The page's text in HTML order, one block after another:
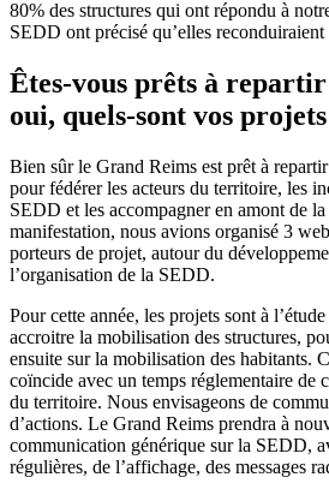
80% des structures qui ont répondu à
SEDD ont précisé qu’elles
Êtes-vous prêts à
oui, quels-sont vos
Bien sûr le Grand Reims est prêt à
pour fédérer les acteurs du territoire, les
SEDD et les accompagner en amont de
manifestation, nous avions organisé 3
porteurs de projet, autour du
l’organisation de la SEDD.
Pour cette année, les projets sont à
accroitre la mobilisation des structures,
ensuite sur la mobilisation des habitants.
coïncide avec un temps réglementaire de
du territoire. Nous envisageons de
d’actions. Le Grand Reims prendra à
communication générique sur la SEDD,
régulières, de l’affichage, des messages